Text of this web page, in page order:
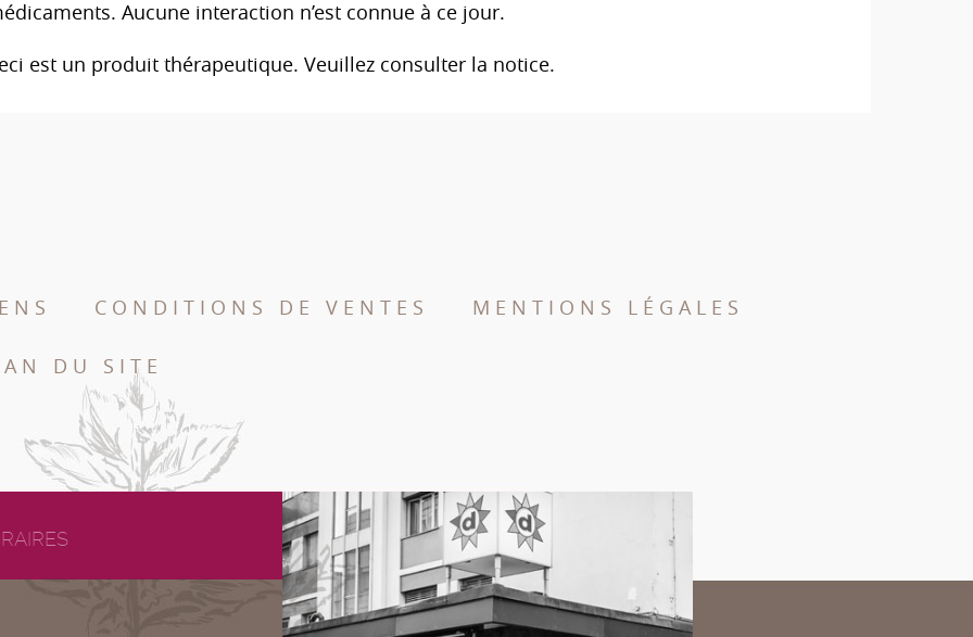
Aucune interaction n’est connue à ce jour.
est un produit thérapeutique. Veuillez consulter la notice.
CONDITIONS DE VENTES MENTIONS LÉGALES
DU SITE